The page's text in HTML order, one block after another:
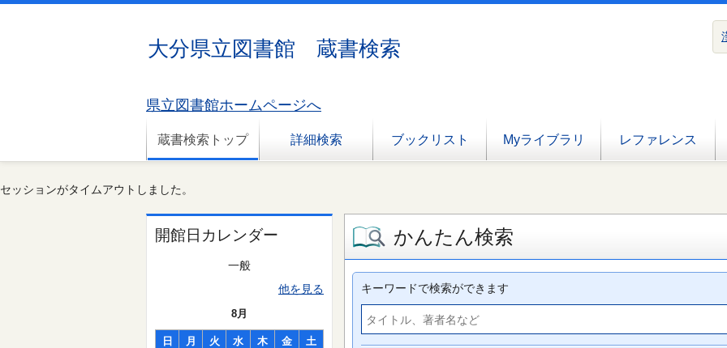
大分県立図書館 蔵書検索
県立図書館ホームページへ
蔵書検索トップ 詳細検索 ブックリスト Myライブラリ レファレンス
セッションがタイムアウトしました。
開館日カレンダー
一般
他を見る
8月
日 月 火 水 木 金 土
かんたん検索
キーワードで検索ができます